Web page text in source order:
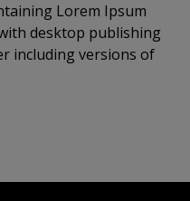
Lorem Ipsum
desktop publishing
including versions of